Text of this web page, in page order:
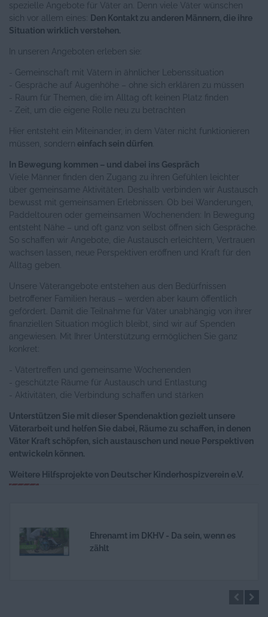
spezielle Angebote für Väter an. Denn viele Väter wünschen
sich vor allem eines:
Den Kontakt zu anderen Männern, die ihre
Situation wirklich verstehen.
In unseren Angeboten erleben sie:
- Gemeinschaft mit Vätern in ähnlicher Lebenssituation
- Gespräche auf Augenhöhe – ohne sich erklären zu müssen
- Raum für Themen, die im Alltag oft keinen Platz finden
- Zeit, um die eigene Rolle neu zu betrachten
Hier entsteht ein Miteinander, in dem Väter nicht funktionieren
müssen, sondern einfach sein dürfen
In Bewegung kommen – und dabei ins Gespräch
Viele Männer finden den Zugang zu ihren Gefühlen leichter
über gemeinsame Aktivitäten. Deshalb verbinden wir Austausch
bewusst mit gemeinsamen Erlebnissen. Ob bei Wanderungen,
Paddeltouren oder gemeinsamen Wochenenden: In Bewegung
entsteht Nähe – und oft ganz von selbst öffnen sich Gespräche.
So schaffen wir Angebote, die Austausch erleichtern, Vertrauen
wachsen lassen, neue Perspektiven eröffnen und Kraft für den
Alltag geben.
Unsere Väterangebote entstehen aus den Bedürfnissen
betroffener Familien heraus – werden aber kaum öffentlich
gefördert. Damit die Teilnahme für Väter unabhängig von ihrer
finanziellen Situation möglich bleibt, sind wir auf Spenden
angewiesen. Mit Ihrer Unterstützung ermöglichen Sie ganz
konkret:
- Vätertreffen und gemeinsame Wochenenden
- geschützte Räume für Austausch und Entlastung
- Aktivitäten, die Verbindung schaffen und stärken
Unterstützen Sie mit dieser Spendenaktion gezielt unsere
Väterarbeit und helfen Sie dabei, Räume zu schaffen, in denen
Väter Kraft schöpfen, sich austauschen und neue Perspektiven
entwickeln können.
Weitere Hilfsprojekte von Deutscher Kinderhospizverein e.V.
Ehrenamt im DKHV - Da sein, wenn es
zählt